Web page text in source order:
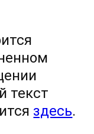
текст
здесь.